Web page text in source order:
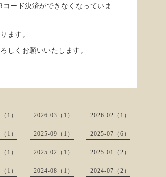
ード決済ができなくなっていま
ます。
しくお願いいたします。
1） 2026-03（1） 2026-02（1）
1） 2025-09（1） 2025-07（6）
1） 2025-02（1） 2025-01（2）
1） 2024-08（1） 2024-07（2）